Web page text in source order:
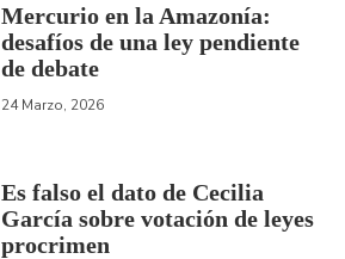
Mercurio en la Amazonía:
desafíos de una ley pendiente
de debate
24 Marzo, 2026
Es falso el dato de Cecilia
García sobre votación de leyes
procrimen